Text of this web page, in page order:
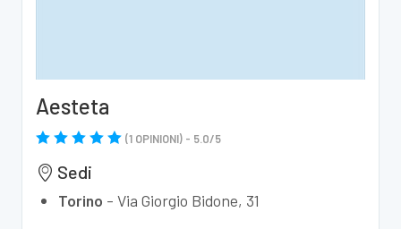
Aesteta
(1 OPINIONI) - 5.0/5
Sedi
Torino - Via Giorgio Bidone, 31